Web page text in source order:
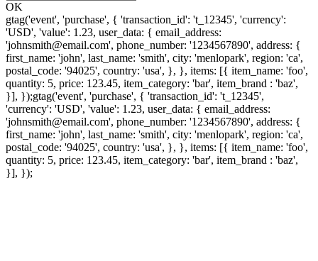
OK
gtag('event', 'purchase', { 'transaction_id': 't_12345', 'currency':
'USD', 'value': 1.23, user_data: { email_address:
'johnsmith@email.com', phone_number: '1234567890', address: {
first_name: 'john', last_name: 'smith', city: 'menlopark', region: 'ca',
postal_code: '94025', country: 'usa', }, }, items: [{ item_name: 'foo',
quantity: 5, price: 123.45, item_category: 'bar', item_brand : 'baz',
}], });gtag('event', 'purchase', { 'transaction_id': 't_12345',
'currency': 'USD', 'value': 1.23, user_data: { email_address:
'johnsmith@email.com', phone_number: '1234567890', address: {
first_name: 'john', last_name: 'smith', city: 'menlopark', region: 'ca',
postal_code: '94025', country: 'usa', }, }, items: [{ item_name: 'foo',
quantity: 5, price: 123.45, item_category: 'bar', item_brand : 'baz',
}], });